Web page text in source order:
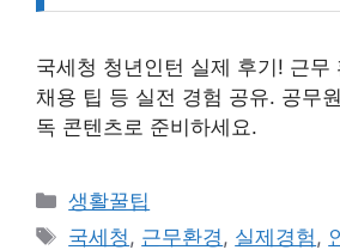
국세청 청년인턴 실제 후기! 근무
채용 팁 등 실전 경험 공유. 공무
독 콘텐츠로 준비하세요.
카
테
생활꿀팁
태
국세청, 근무환경, 실제경험,